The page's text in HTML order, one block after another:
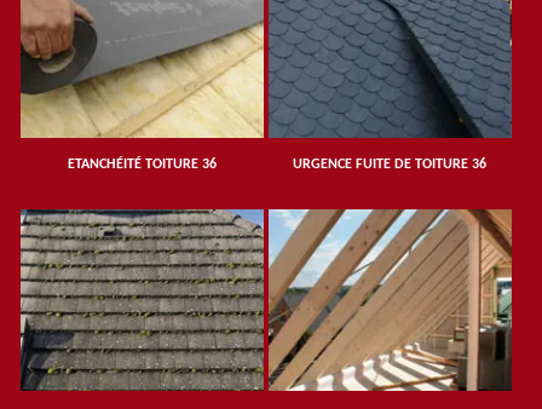
ETANCHÉITÉ TOITURE 36 URGENCE FUITE DE TOITURE 36